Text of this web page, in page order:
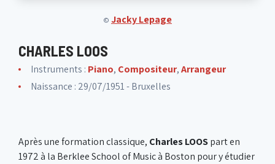
© Jacky Lepage
CHARLES LOOS
Instruments : Piano, Compositeur,Arrangeur
Naissance : 29/07/1951 - Bruxelles
Après une formation classique, Charles LOOSpart en
1972 à la Berklee School of Music à Boston pour y étudier